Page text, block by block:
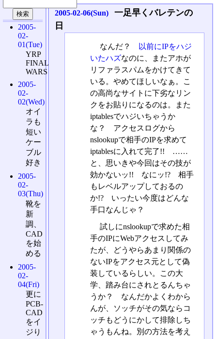
2005-02-06(Sun)
一足早くバレテンの
日
なんだ？
以前にIPをハジ
いたハズなのに、またアホが
リファラスパムをかけてきて
いる。やめてほしいなぁ。こ
の高尚なサイトに下劣なリン
クをお貼りになるのは。また
iptablesでハジいちゃうか
な？ アクセスログから
nslookupで相手のIPを求めて
iptablesに入れて完了!! ……
と、思いきや今回はその技が
効かないッ!! なにッ!? 相手
もレベルアップしておるの
か!? いったい今度はどんな
手口なんじゃ？
試しにnslookupで求めた相
手のIPにWebアクセスしてみ
たが、どうやらあまり関係の
ないIPをアクセス元として偽
装しているらしい。この大
学、踏み台にされとるんちゃ
うか？ なんだかよくわから
んが、ソッチがその気ならコ
ッチもどうにかして排除しち
ゃうもんね。別の方法を考え
2005-
02-
01(Tue)
YRP
FINAL
WARS
2005-
02-
02(Wed)
オイ
ラも
短い
ケー
ブル
好き
2005-
02-
03(Thu)
靴を
新
調、
CAD
を始
める
2005-
02-
04(Fri)
更に
PCB-
CAD
をイ
ジり